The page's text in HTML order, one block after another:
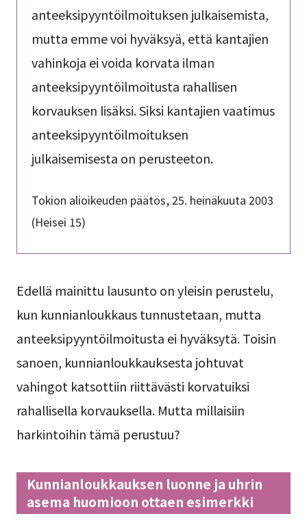
anteeksipyyntöilmoituksen julkaisemista,
mutta emme voi hyväksyä, että kantajien
vahinkoja ei voida korvata ilman
anteeksipyyntöilmoitusta rahallisen
korvauksen lisäksi. Siksi kantajien vaatimus
anteeksipyyntöilmoituksen
julkaisemisesta on perusteeton.
Tokion alioikeuden päätös, 25. heinäkuuta 2003
(Heisei 15)
Edellä mainittu lausunto on yleisin perustelu,
kun kunnianloukkaus tunnustetaan, mutta
anteeksipyyntöilmoitusta ei hyväksytä. Toisin
sanoen, kunnianloukkauksesta johtuvat
vahingot katsottiin riittävästi korvatuiksi
rahallisella korvauksella. Mutta millaisiin
harkintoihin tämä perustuu?
Kunnianloukkauksen luonne ja uhrin
asema huomioon ottaen esimerkki